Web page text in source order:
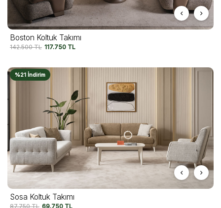
Boston Koltuk Takımı
142.500TL 117.750 TL
%21 İndirim
Sosa Koltuk Takımı
87.750TL 69.750 TL